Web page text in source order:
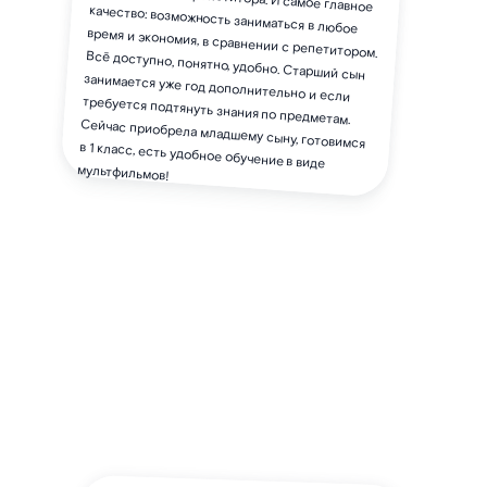
мультфильмов!